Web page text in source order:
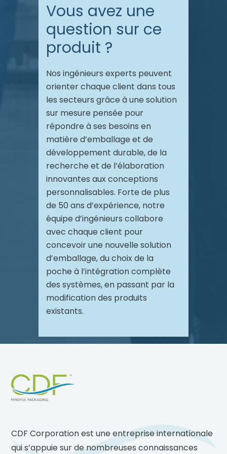
Vous avez une
question sur ce
produit ?
Nos ingénieurs experts peuvent
orienter chaque client dans tous
les secteurs grâce à une solution
sur mesure pensée pour
répondre à ses besoins en
matière d’emballage et de
développement durable, de la
recherche et de l’élaboration
innovantes aux conceptions
personnalisables. Forte de plus
de 50 ans d’expérience, notre
équipe d’ingénieurs collabore
avec chaque client pour
concevoir une nouvelle solution
d’emballage, du choix de la
poche à l’intégration complète
des systèmes, en passant par la
modification des produits
existants.
Footer
CDF Corporation est une entreprise internationale
qui s’appuie sur de nombreuses connaissances